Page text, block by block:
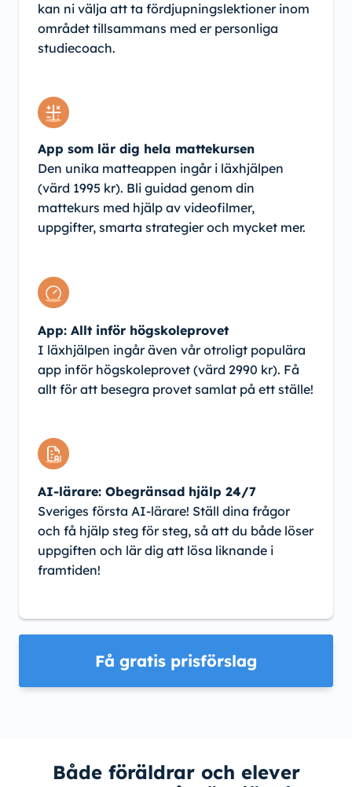
kan ni välja att ta fördjupningslektioner inom
området tillsammans med er personliga
studiecoach.
App som lär dig hela mattekursen
Den unika matteappen ingår i läxhjälpen
(värd 1995 kr). Bli guidad genom din
mattekurs med hjälp av videofilmer,
uppgifter, smarta strategier och mycket mer.
App: Allt inför högskoleprovet
I läxhjälpen ingår även vår otroligt populära
app inför högskoleprovet (värd 2990 kr). Få
allt för att besegra provet samlat på ett ställe!
AI-lärare: Obegränsad hjälp 24/7
Sveriges första AI-lärare! Ställ dina frågor
och få hjälp steg för steg, så att du både löser
uppgiften och lär dig att lösa liknande i
framtiden!
Få gratis prisförslag
Både föräldrar och elever